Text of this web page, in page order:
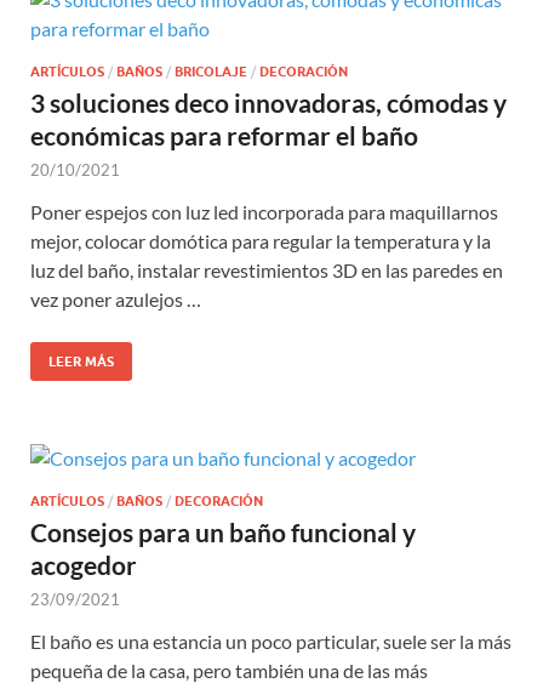
ARTÍCULOS / BAÑOS / BRICOLAJE / DECORACIÓN
3 soluciones deco innovadoras, cómodas y
económicas para reformar el baño
20/10/2021
Poner espejos con luz led incorporada para maquillarnos
mejor, colocar domótica para regular la temperatura y la
luz del baño, instalar revestimientos 3D en las paredes en
vez poner azulejos …
LEER MÁS
ARTÍCULOS / BAÑOS / DECORACIÓN
Consejos para un baño funcional y
acogedor
23/09/2021
El baño es una estancia un poco particular, suele ser la más
pequeña de la casa, pero también una de las más